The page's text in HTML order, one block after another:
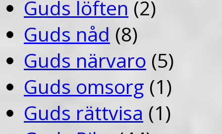
Guds löften (2)
Guds nåd (8)
Guds närvaro (5)
Guds omsorg (1)
Guds rättvisa (1)